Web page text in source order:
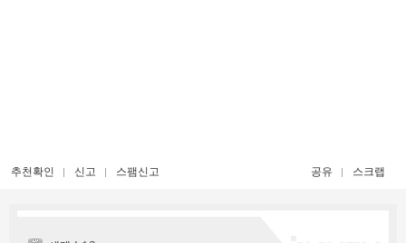
추천확인 신고 스팸신고 공유 스크랩